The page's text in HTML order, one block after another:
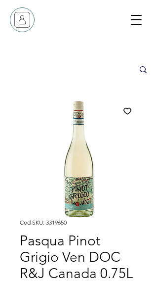
Cod SKU: 3319650
Pasqua Pinot
Grigio Ven DOC
R&J Canada 0.75L